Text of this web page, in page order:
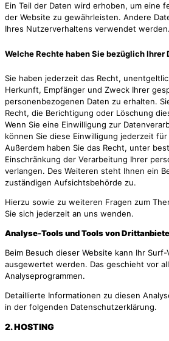
Ein Teil der Daten wird erhoben, um eine
der Website zu gewährleisten. Andere
Ihres Nutzerverhaltens verwendet werden.
Welche Rechte haben Sie bezüglich Ihrer
Sie haben jederzeit das Recht,
Herkunft, Empfänger und Zweck Ihrer
personenbezogenen Daten zu erhalten.
Recht, die Berichtigung oder Löschung
Wenn Sie eine Einwilligung zur
können Sie diese Einwilligung jederzeit
Außerdem haben Sie das Recht, unter
Einschränkung der Verarbeitung Ihrer
verlangen. Des Weiteren steht Ihnen ein
zuständigen Aufsichtsbehörde zu.
Hierzu sowie zu weiteren Fragen zum
Sie sich jederzeit an uns wenden.
Analyse-Tools und Tools von
Beim Besuch dieser Website kann Ihr
ausgewertet werden. Das geschieht vor
Analyseprogrammen.
Detaillierte Informationen zu diesen
in der folgenden Datenschutzerklärung.
2. HOSTING